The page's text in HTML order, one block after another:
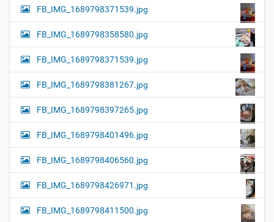
FB_IMG_1689798371539.jpg
FB_IMG_1689798358580.jpg
FB_IMG_1689798371539.jpg
FB_IMG_1689798381267.jpg
FB_IMG_1689798397265.jpg
FB_IMG_1689798401496.jpg
FB_IMG_1689798406560.jpg
FB_IMG_1689798426971.jpg
FB_IMG_1689798411500.jpg